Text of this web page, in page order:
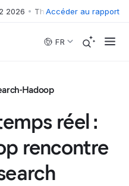
• The Forrester Wave™ :
Accéder au rapport
FR
Hadoop
réel :
rencontre